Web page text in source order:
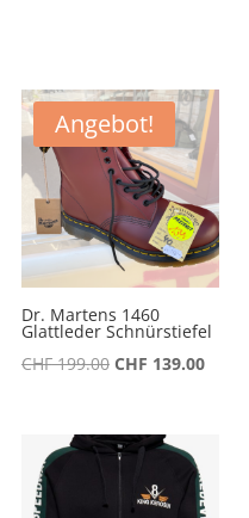
Angebot!
Dr. Martens 1460
Glattleder Schnürstiefel
CHF199.00 Ursprünglicher
CHF 199.00
CHF 139.00